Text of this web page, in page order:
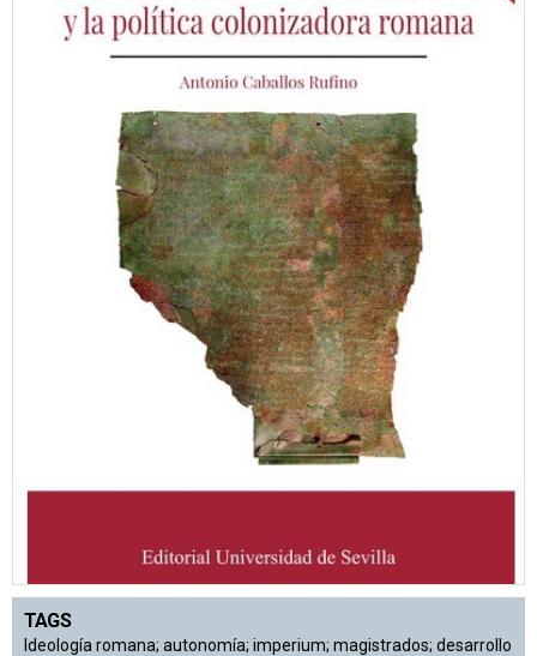
TAGS
Ideología romana; autonomía; imperium; magistrados; desarrollo